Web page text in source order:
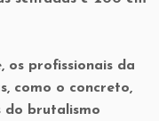
os profissionais da
como o concreto,
do brutalismo